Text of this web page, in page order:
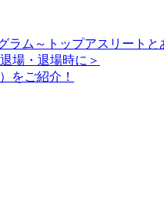
ラム～トップアスリート
場・退場時に＞
をご紹介！